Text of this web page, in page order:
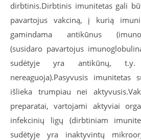
dirbtinis.Dirbtinis imunitetas gali
pavartojus vakciną, į kurią
gamindama antikūnus
(susidaro pavartojus
sudėtyje yra antikūnų, t.y.
nereaguoja).Pasyvusis imunitetas
išlieka trumpiau nei
preparatai, vartojami aktyviai
infekcinių ligų (dirbtiniam
sudėtyje yra inaktyvintų